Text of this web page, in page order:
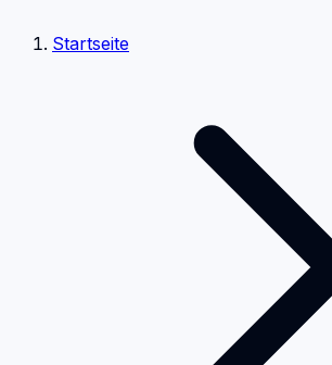
Startseite